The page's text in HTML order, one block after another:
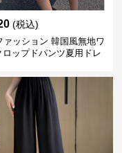
(税込)
ァッション 韓国風無地ワ
ロップドパンツ夏用ドレ